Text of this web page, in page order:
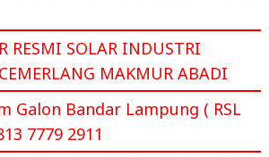
RESMI SOLAR INDUSTRI
MAKMUR ABADI
Galon Bandar Lampung ( RSL
7779 2911